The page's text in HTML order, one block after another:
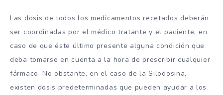
Las dosis de todos los medicamentos recetados deberán
ser coordinadas por el médico tratante y el paciente, en
caso de que éste último presente alguna condición que
deba tomarse en cuenta a la hora de prescribir cualquier
fármaco. No obstante, en el caso de la Silodosina,
existen dosis predeterminadas que pueden ayudar a los